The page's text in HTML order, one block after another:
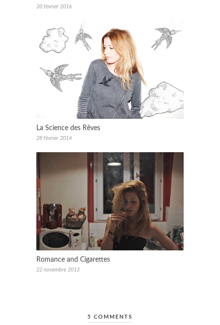
20 février 2016
La Science des Rêves
28 février 2014
Romance and Cigarettes
22 novembre 2013
5 COMMENTS